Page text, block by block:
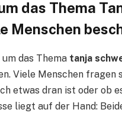
das Thema
Menschen
das Thema tanja
Viele Menschen fragen
etwas dran ist oder ob
liegt auf der Hand: